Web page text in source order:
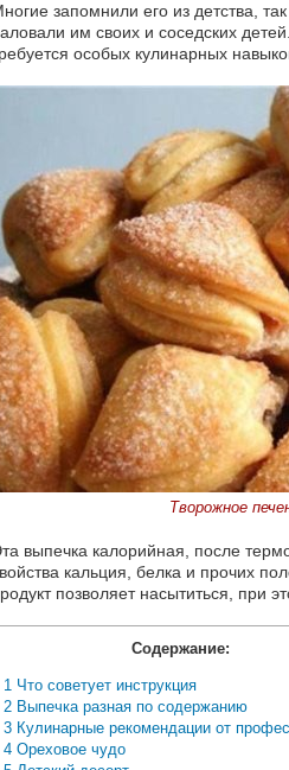
запомнили его из детства,
им своих и соседских
особых кулинарных
Творожное
выпечка калорийная, после
кальция, белка и прочих
позволяет насытиться, при
Содержание:
1 Что советует инструкция
2 Выпечка разная по содержанию
3 Кулинарные рекомендации от
4 Ореховое чудо